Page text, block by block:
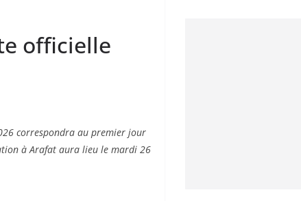
officielle
correspondra au premier jour
à Arafat aura lieu le mardi 26